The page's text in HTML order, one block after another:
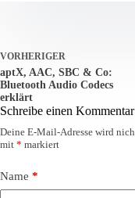
VORHERIGER
aptX, AAC, SBC & Co:
Bluetooth Audio Codecs
erklärt
Schreibe einen Kommentar
Deine E-Mail-Adresse wird
mit * markiert
Name *